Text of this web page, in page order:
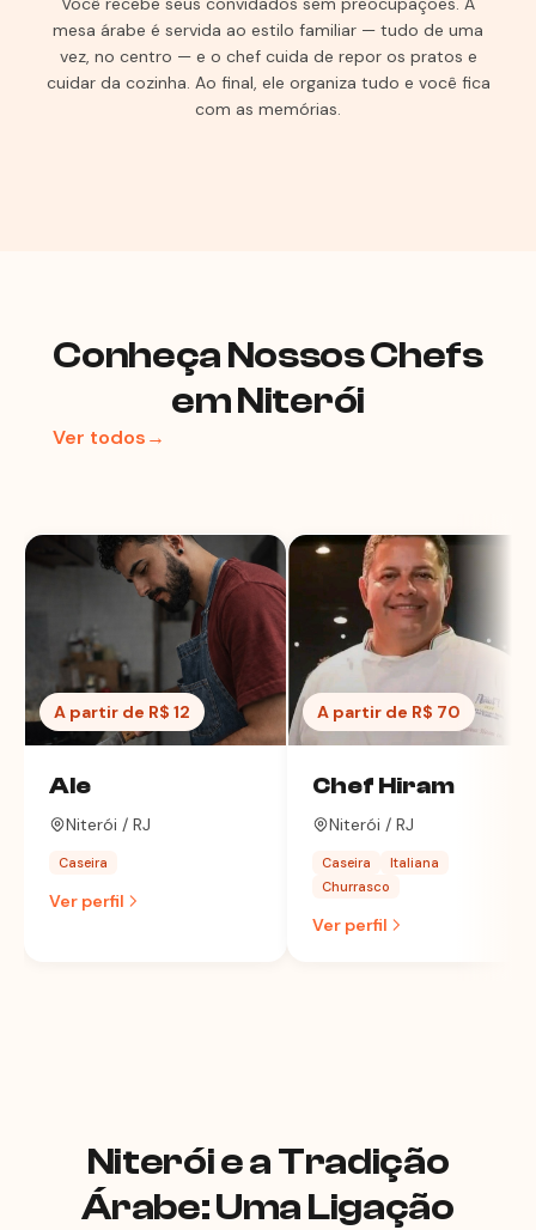
mesa árabe é servida ao estilo familiar — tudo de uma
vez, no centro — e o chef cuida de repor os pratos e
cuidar da cozinha. Ao final, ele organiza tudo e você fica
com as memórias.
Conheça Nossos Chefs
em Niterói
Ver todos→
A partir de R$ 12
Ale
Niterói / RJ
Caseira
Ver perfil
A partir de R$ 70
Chef Hiram
Niterói / RJ
Caseira
Italiana
Churrasco
Ver perfil
Niterói e a Tradição
Árabe: Uma Ligação